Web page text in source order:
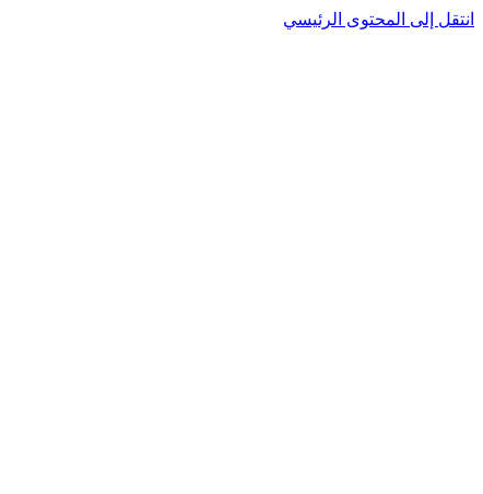
انتقل إلى المحتوى الرئيسي